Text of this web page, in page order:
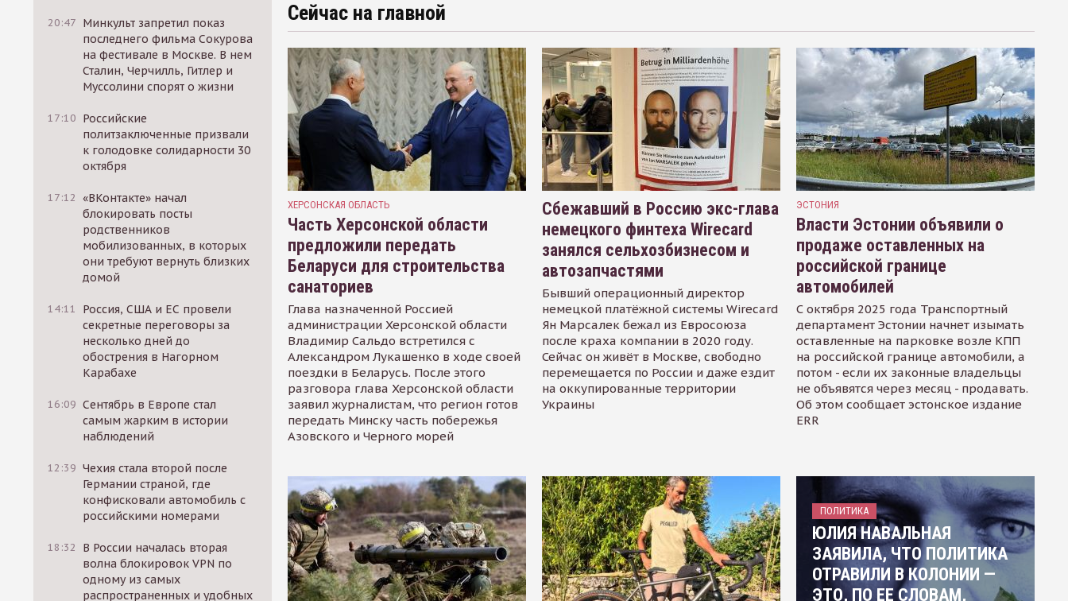
20:47 Минкульт запретил показ
последнего фильма Сокурова
на фестивале в Москве. В нем
Сталин, Черчилль, Гитлер и
Муссолини спорят о жизни
17:10 Российские
политзаключенные призвали
к голодовке солидарности 30
октября
17:12 «ВКонтакте» начал
блокировать посты
родственников
мобилизованных, в которых
они требуют вернуть близких
домой
14:11
Россия, США и ЕС провели
секретные переговоры за
несколько дней до
обострения в Нагорном
Карабахе
16:09 Сентябрь в Европе стал
самым жарким в истории
наблюдений
12:39 Чехия стала второй после
Германии страной, где
конфисковали автомобиль с
российскими номерами
18:32
В России началась вторая
волна блокировок VPN по
одному из самых
распространенных и удобных
Сейчас на главной
ХЕРСОНСКАЯ ОБЛАСТЬ
Часть Херсонской области
предложили передать
Беларуси для строительства
санаториев
Глава назначенной Россией
администрации Херсонской области
Владимир Сальдо встретился с
Александром Лукашенко в ходе своей
поездки в Беларусь. После этого
разговора глава Херсонской области
заявил журналистам, что регион готов
передать Минску часть побережья
Азовского и Черного морей
Сбежавший в Россию экс-глава
немецкого финтеха Wirecard
занялся сельхозбизнесом и
автозапчастями
Бывший операционный директор
немецкой платёжной системы Wirecard
Ян Марсалек бежал из Евросоюза
после краха компании в 2020 году.
Сейчас он живёт в Москве, свободно
перемещается по России и даже ездит
на оккупированные территории
Украины
ЭСТОНИЯ
Власти Эстонии объявили о
продаже оставленных на
российской границе
автомобилей
С октября 2025 года Транспортный
департамент Эстонии начнет изымать
оставленные на парковке возле КПП
на российской границе автомобили, а
потом - если их законные владельцы
не объявятся через месяц - продавать.
Об этом сообщает эстонское издание
ERR
ПОЛИТИКА
ЮЛИЯ НАВАЛЬНАЯ
ЗАЯВИЛА, ЧТО ПОЛИТИКА
ОТРАВИЛИ В КОЛОНИИ —
ЭТО, ПО ЕЕ СЛОВАМ,